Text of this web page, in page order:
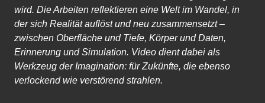
wird. Die Arbeiten reflektieren eine Welt im Wandel, in
der sich Realität auflöst und neu zusammensetzt –
zwischen Oberfläche und Tiefe, Körper und Daten,
Erinnerung und Simulation. Video dient dabei als
Werkzeug der Imagination: für Zukünfte, die ebenso
verlockend wie verstörend strahlen.